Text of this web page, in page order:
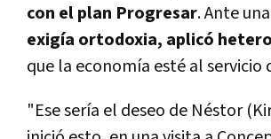
con el plan Progresar. Ante
exigía ortodoxia, aplicó
que la economía esté al
"Ese sería el deseo de Néstor